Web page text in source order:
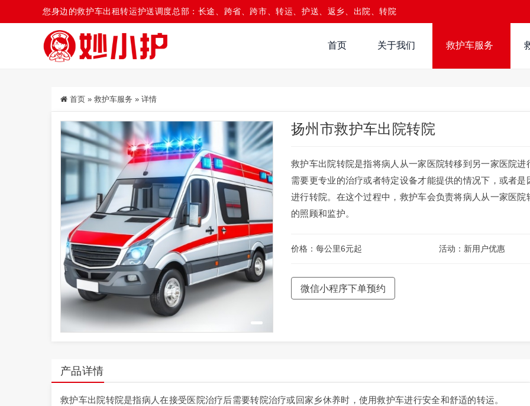
您身边的救护车出租转运护送调度总部：长途、跨省、跨市、转运、护送、返乡、出院、转院
首页 关于我们 救护车服务
首页 » 救护车服务 » 详情
扬州市救护车出院转院
救护车出院转院是指将病人从一家医院转移到另一家医院
需要更专业的治疗或者特定设备才能提供的情况下，或者
进行转院。在这个过程中，救护车会负责将病人从一家医
的照顾和监护。
价格：每公里6元起 活动：新用户优惠
微信小程序下单预约
产品详情
救护车出院转院是指病人在接受医院治疗后需要转院治疗或回家乡休养时，使用救护车进行安全和舒适的转运。